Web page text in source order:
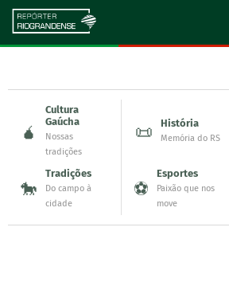
🧉
Cultura
Gaúcha
Nossas
tradições
📜 História
Memória do RS
🐎
Tradições
Do campo à
cidade
⚽
Esportes
Paixão que nos
move